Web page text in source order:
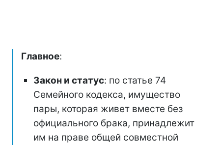
Главное:
Закон и статус: по статье 74
Семейного кодекса, имущество
пары, которая живет вместе без
официального брака, принадлежит
им на праве общей совместной